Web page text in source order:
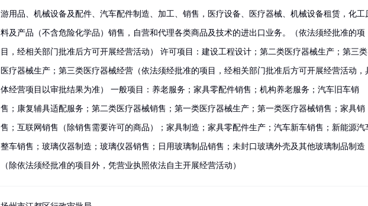
游用品、机械设备及配件、汽车配件制造、加工、销售，医疗设备、医疗器械、机械设备租赁，化工
料及产品（不含危险化学品）销售，自营和代理各类商品及技术的进出口业务。（依法须经批准的项
目，经相关部门批准后方可开展经营活动） 许可项目：建设工程设计；第二类医疗器械生产；第三类
医疗器械生产；第三类医疗器械经营（依法须经批准的项目，经相关部门批准后方可开展经营活动，
体经营项目以审批结果为准） 一般项目：养老服务；家具零配件销售；机构养老服务；汽车旧车销
售；康复辅具适配服务；第二类医疗器械销售；第一类医疗器械生产；第一类医疗器械销售；家具销
售；互联网销售（除销售需要许可的商品）；家具制造；家具零配件生产；汽车新车销售；新能源汽
整车销售；玻璃仪器制造；玻璃仪器销售；日用玻璃制品销售；未封口玻璃外壳及其他玻璃制品制造
（除依法须经批准的项目外，凭营业执照依法自主开展经营活动）